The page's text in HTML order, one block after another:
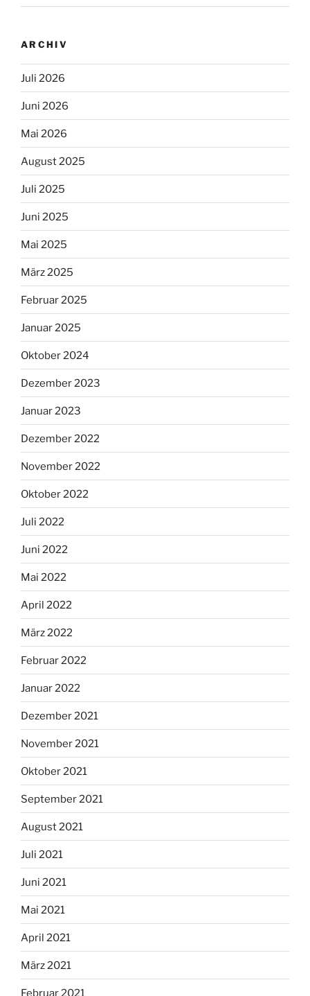
ARCHIV
Juli 2026
Juni 2026
Mai 2026
August 2025
Juli 2025
Juni 2025
Mai 2025
März 2025
Februar 2025
Januar 2025
Oktober 2024
Dezember 2023
Januar 2023
Dezember 2022
November 2022
Oktober 2022
Juli 2022
Juni 2022
Mai 2022
April 2022
März 2022
Februar 2022
Januar 2022
Dezember 2021
November 2021
Oktober 2021
September 2021
August 2021
Juli 2021
Juni 2021
Mai 2021
April 2021
März 2021
Februar 2021